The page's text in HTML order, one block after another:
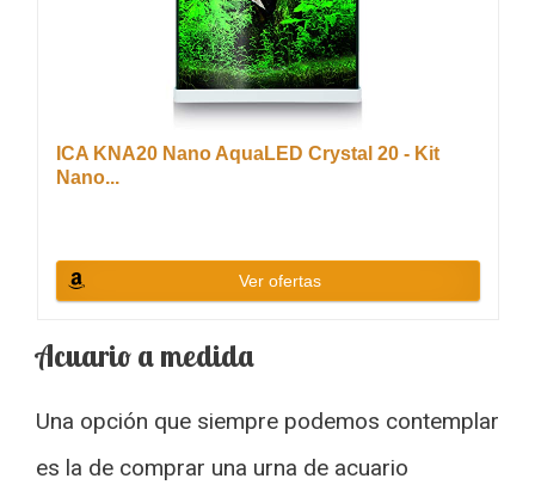
ICA KNA20 Nano AquaLED Crystal 20 - Kit
Nano...
Ver ofertas
Acuario a medida
Una opción que siempre podemos contemplar
es la de comprar una urna de acuario